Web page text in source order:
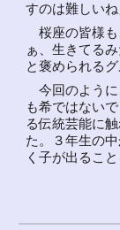
すのは難しい
桜座の皆様も
ぁ、生きてる
と褒められる
今回のように
も希ではない
る伝統芸能に
た。３年生の
く子が出るこ